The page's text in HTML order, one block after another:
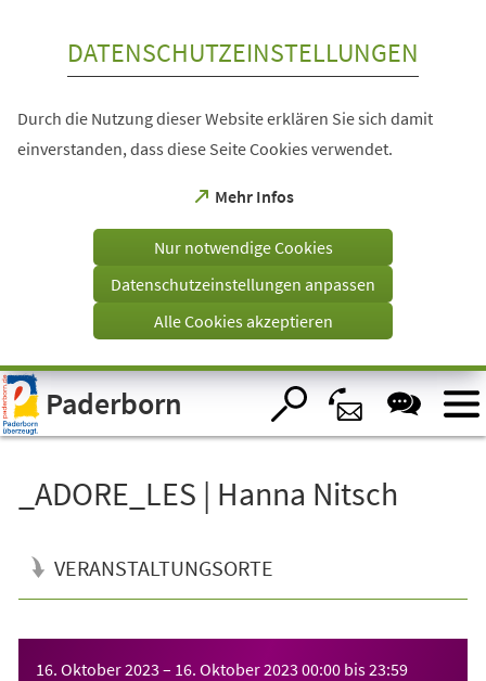
Visuelle
Assistenzsoftware
öffnen.
DATENSCHUTZEINSTELLUNGEN
Durch die Nutzung dieser Website erklären Sie sich damit
einverstanden, dass diese Seite Cookies verwendet.
Mehr Infos
(Öffnet
einem
Tab)
Nur notwendige Cookies
Datenschutzeinstellungen anpassen
Alle Cookies akzeptieren
Paderborn
_ADORE_LES | Hanna Nitsch
VERANSTALTUNGSORTE
16. Oktober 2023 – 16. Oktober 2023 00:00 bis23:59